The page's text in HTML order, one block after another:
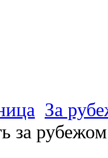
За
за рубежом